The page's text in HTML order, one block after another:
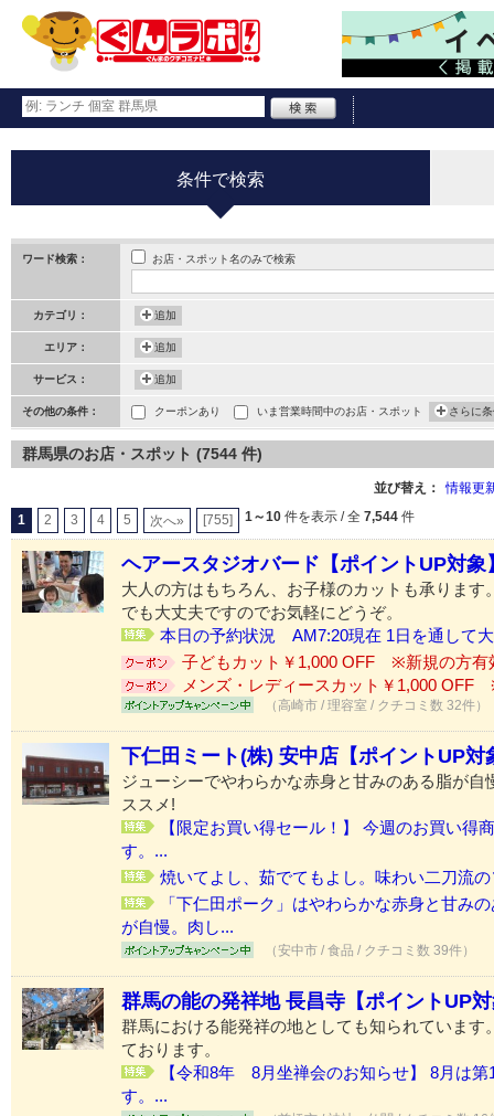
条件で検索
ワード検索： お店・スポット名のみで検索
カテゴリ： 追加
エリア： 追加
サービス： 追加
その他の条件： クーポンあり いま営業時間中のお店・スポット さらに
群馬県のお店・スポット (7544 件)
並び替え： 情報更
1 2 3 4 5 次へ» [755] 1～10 件を表示 / 全 7,544 件
ヘアースタジオバード【ポイントUP対象
大人の方はもちろん、お子様のカットも承ります
でも大丈夫ですのでお気軽にどうぞ。
本日の予約状況 AM7:20現在 1日を通して
子どもカット￥1,000 OFF ※新規の方有
メンズ・レディースカット￥1,000 OFF
（高崎市 / 理容室 / クチコミ数 32件）
下仁田ミート(株) 安中店【ポイントUP対
ジューシーでやわらかな赤身と甘みのある脂が自
ススメ!
【限定お買い得セール！】 今週のお買い得
す。...
焼いてよし、茹でてもよし。味わい二刀流
「下仁田ポーク」はやわらかな赤身と甘み
が自慢。肉し...
（安中市 / 食品 / クチコミ数 39件）
群馬の能の発祥地 長昌寺【ポイントUP
群馬における能発祥の地としても知られています
ております。
【令和8年 8月坐禅会のお知らせ】 8月は
す。...